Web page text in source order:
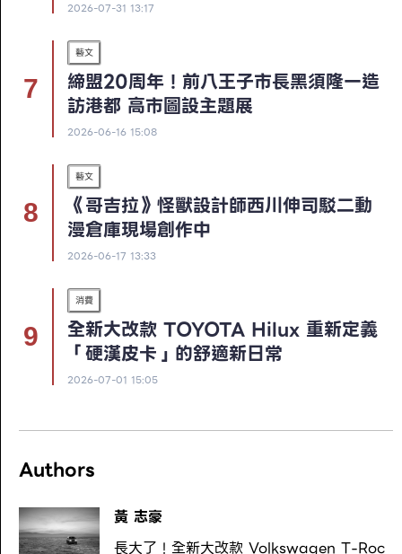
2026-07-31 13:17
藝文
締盟20周年！前八王子市長黑須隆一造
訪港都 高市圖設主題展
2026-06-16 15:08
藝文
《哥吉拉》怪獸設計師西川伸司駁二動
漫倉庫現場創作中
2026-06-17 13:33
消費
全新大改款 TOYOTA Hilux 重新定義
「硬漢皮卡」的舒適新日常
2026-07-01 15:05
Authors
黃 志豪
長大了！全新大改款 Volkswagen T-Roc